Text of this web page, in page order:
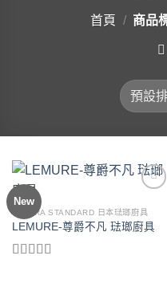
首頁 / 商品
New
wishlist
TAKARA STANDARD 日本琺瑯廚具
LEMURE-尊爵不凡 琺瑯廚具